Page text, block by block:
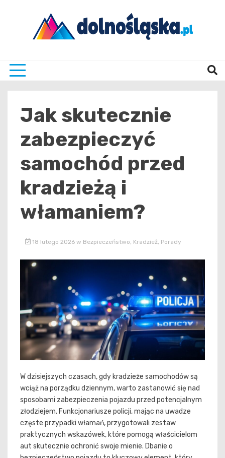
Jak skutecznie
zabezpieczyć
samochód przed
kradzieżą i
włamaniem?
18 lutego 2026 w Bezpieczeństwo Kradzież, Porady
W dzisiejszych czasach, gdy kradzieże samochodów są
wciąż na porządku dziennym, warto zastanowić się nad
sposobami zabezpieczenia pojazdu przed potencjalnym
złodziejem. Funkcjonariusze policji, mając na uwadze
częste przypadki włamań, przygotowali zestaw
praktycznych wskazówek, które pomogą właścicielom
aut skutecznie ochronić swoje mienie. Dbanie o